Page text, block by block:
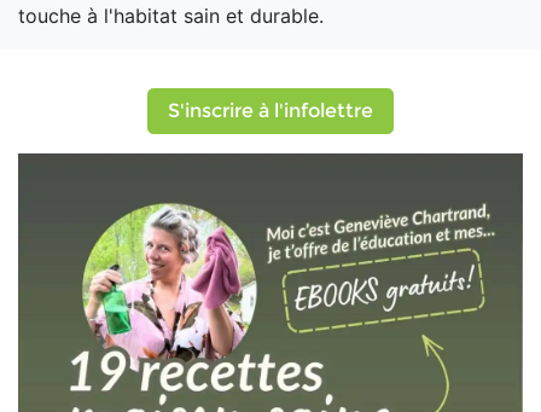
touche à l'habitat sain et durable.
S'inscrire à l'infolettre